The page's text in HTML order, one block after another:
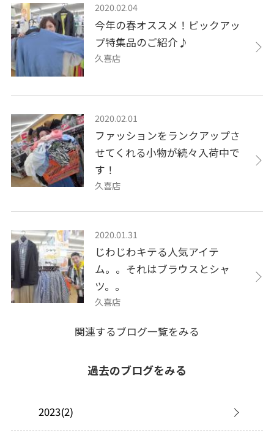
2020.02.04
今年の春オススメ！ピックアッ
プ特集品のご紹介♪
久喜店
2020.02.01
ファッションをランクアップさ
せてくれる小物が続々入荷中で
す！
久喜店
2020.01.31
じわじわキテる人気アイテ
ム。。それはブラウスとシャ
ツ。。
久喜店
関連するブログ一覧をみる
過去のブログをみる
2023(2)